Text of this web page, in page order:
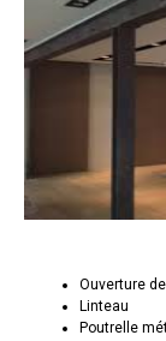
Ouverture
Linteau
Poutrelle